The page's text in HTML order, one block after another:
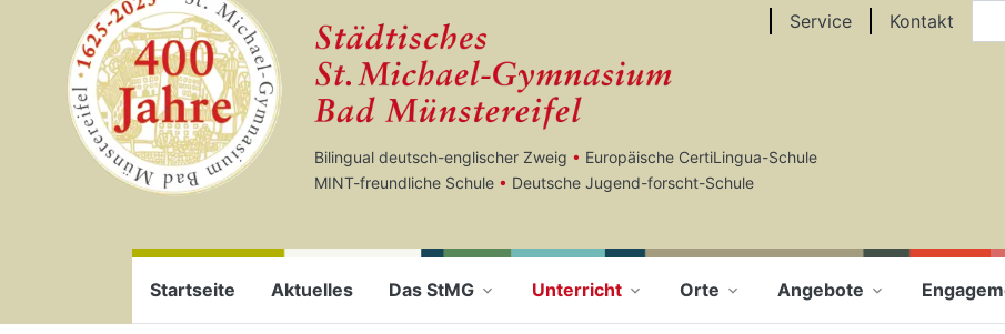
Zum Seiteninhalt springen
Bilingual deutsch-englischer Zweig • Europäische CertiLingua-Schule
MINT-freundliche Schule • Deutsche Jugend-forscht-Schule
Startseite Aktuelles Das StMG Unterricht Orte Angebote
Service Kontakt